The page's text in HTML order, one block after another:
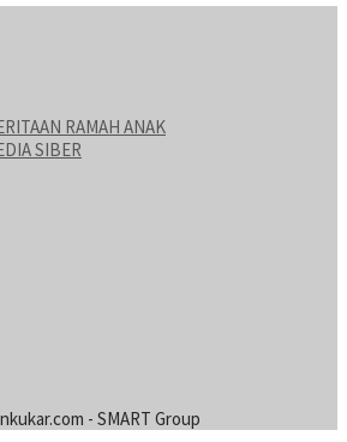
RAMAH ANAK
SIBER
- SMART Group